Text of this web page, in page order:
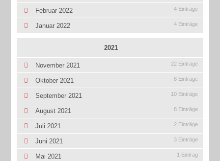
Februar 2022 4 Einträge
Januar 2022 4 Einträge
2021
November 2021 22 Einträge
Oktober 2021 8 Einträge
September 2021 10 Einträge
August 2021 8 Einträge
Juli 2021 2 Einträge
Juni 2021 3 Einträge
Mai 2021 1 Eintrag